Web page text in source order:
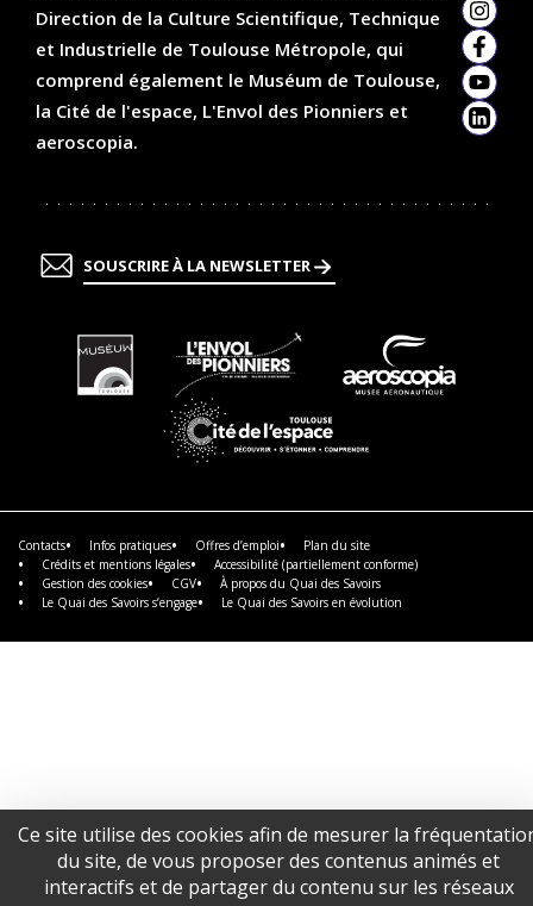
Ce site utilise des cookies afin de mesurer la
du site, de vous proposer des contenus animés et
interactifs et de partager du contenu sur les réseaux
Direction de la Culture Scientifique, Technique
et Industrielle de Toulouse Métropole, qui
comprend également le Muséum de Toulouse,
la Cité de l'espace, L'Envol des Pionniers et
aeroscopia.
SOUSCRIRE À LA NEWSLETTER
En
savoir
plus
Contacts Infos pratiques Offres d’emploi
Plan du site
Crédits et mentions légales
Accessibilité (partiellement conforme)
Gestion des cookies
CGV
À propos du Quai des Savoirs
Le Quai des Savoirs s’engage
Le Quai des Savoirs en évolution